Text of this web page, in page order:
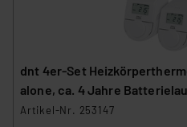
dnt 4er-Set
alone, ca. 4 Jahre
Artikel-Nr. 253147